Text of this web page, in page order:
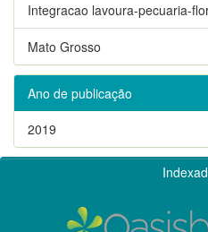
Integracao lavoura-pecuaria-
Mato Grosso
Ano de publicação
2019